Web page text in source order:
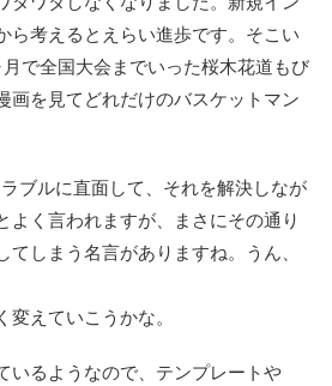
ら考えるとえらい進歩です。そこい
で全国大会までいった桜木花道もび
画を見てどれだけのバスケットマン
ブルに直面して、それを解決しなが
よく言われますが、まさにその通り
しまう名言がありますね。うん、
えていこうかな。
いるようなので、テンプレートや